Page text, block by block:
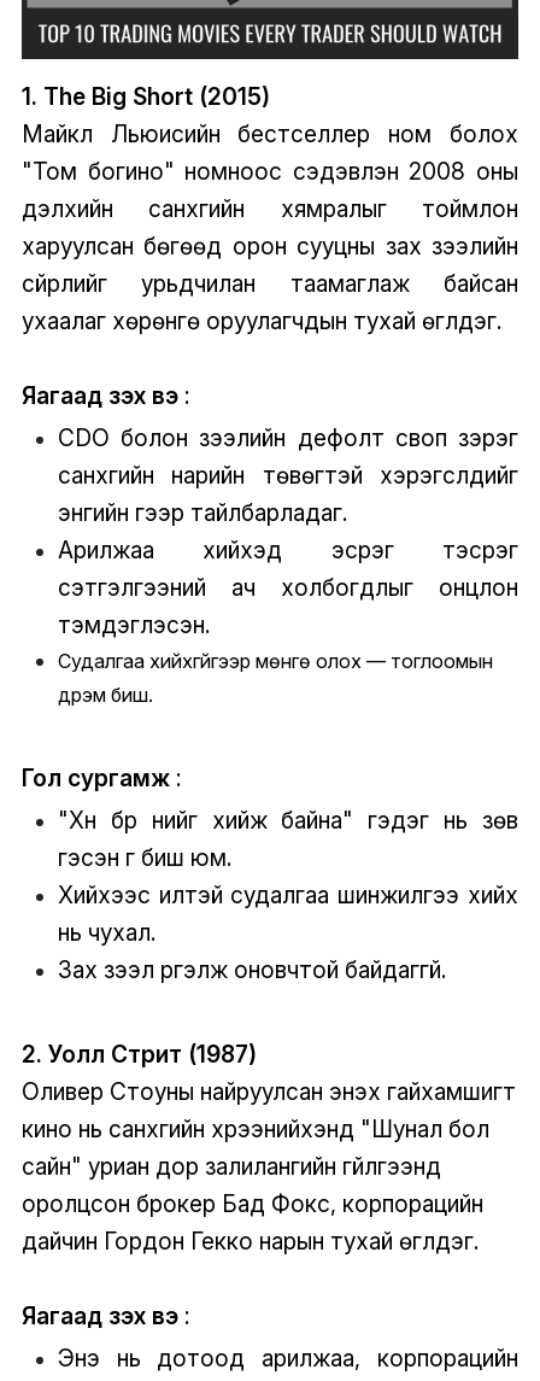
1. The Big Short (2015)
Майкл Льюисийн бестселлер ном болох
"Том богино" номноос сэдэвлэн 2008 оны
дэлхийн санхүүгийн хямралыг тоймлон
харуулсан бөгөөд орон сууцны зах зээлийн
сүйрлийг урьдчилан таамаглаж байсан
ухаалаг хөрөнгө оруулагчдын тухай өгүүлдэг.
Яагаад үзэх вэ:
CDO болон зээлийн дефолт своп зэрэг
санхүүгийн нарийн төвөгтэй хэрэгслүүдийг
энгийн үгээр тайлбарладаг.
Арилжаа хийхэд эсрэг тэсрэг
сэтгэлгээний ач холбогдлыг онцлон
тэмдэглэсэн.
Судалгаа хийхгүйгээр мөнгө олох — тоглоомын
дүрэм биш.
Гол сургамж:
"Хүн бүр үүнийг хийж байна" гэдэг нь зөв
гэсэн үг биш юм.
Хийхээс илүүтэй судалгаа шинжилгээ хийх
нь чухал.
Зах зээл үргэлж оновчтой байдаггүй.
2. Уолл Стрит (1987)
Оливер Стоуны найруулсан энэхүү гайхамшигт
кино нь санхүүгийн хүрээнийхэнд "Шунал бол
сайн" уриан дор залилангийн гүйлгээнд
оролцсон брокер Бад Фокс, корпорацийн
дайчин Гордон Гекко нарын тухай өгүүлдэг.
Яагаад үзэх вэ:
Энэ нь дотоод арилжаа, корпорацийн